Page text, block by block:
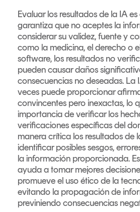
Evaluar los resultados de la IA
garantiza que no aceptes la
considerar su validez, fuente y
como la medicina, el derecho o
software, los resultados no
pueden causar daños
consecuencias no deseadas. La
veces puede proporcionar
convincentes pero inexactas, lo
importancia de verificar los
verificaciones específicas del
manera crítica los resultados de
identificar posibles sesgos,
la información proporcionada.
ayuda a tomar mejores
promueve el uso ético de la
evitando la propagación de
previniendo consecuencias